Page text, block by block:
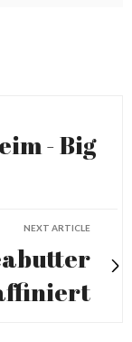
- Big
NEXT ARTICLE